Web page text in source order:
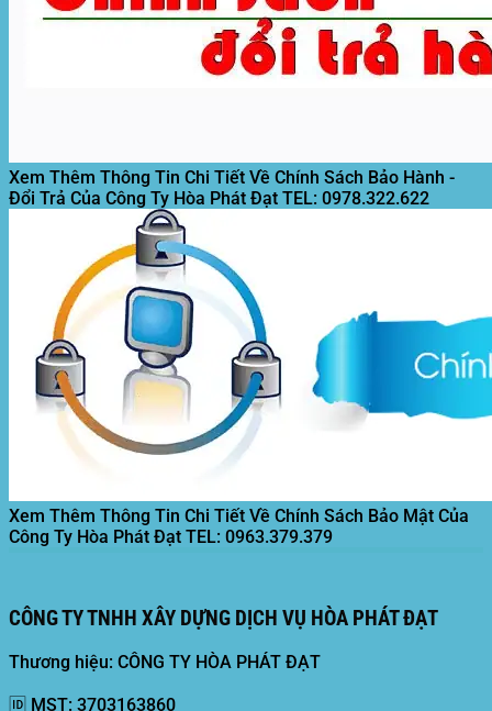
Xem Thêm Thông Tin Chi Tiết Về Chính Sách Bảo Hành -
Đổi Trả Của Công Ty Hòa Phát Đạt TEL: 0978.322.622
Xem Thêm Thông Tin Chi Tiết Về Chính Sách Bảo Mật Của
Công Ty Hòa Phát Đạt TEL: 0963.379.379
CÔNG TY TNHH XÂY DỰNG DỊCH VỤ HÒA PHÁT ĐẠT
Thương hiệu: CÔNG TY HÒA PHÁT ĐẠT
🆔 MST: 3703163860